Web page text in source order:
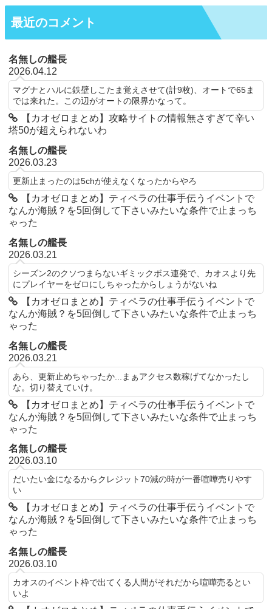
最近のコメント
名無しの艦長
2026.04.12
マグナとハルに鉄壁しこたま覚えさせて(計9枚)、オートで65ま
では来れた。この辺がオートの限界かなって。
【カオゼロまとめ】攻略サイトの情報無さすぎて辛い
塔50が超えられないわ
名無しの艦長
2026.03.23
更新止まったのは5chが使えなくなったからやろ
【カオゼロまとめ】ティペラの仕事手伝うイベントで
なんか海賊？を5回倒して下さいみたいな条件で止まっち
ゃった
名無しの艦長
2026.03.21
シーズン2のクソつまらないギミックボス連発で、カオスより先
にプレイヤーをゼロにしちゃったからしょうがないね
【カオゼロまとめ】ティペラの仕事手伝うイベントで
なんか海賊？を5回倒して下さいみたいな条件で止まっち
ゃった
名無しの艦長
2026.03.21
あら、更新止めちゃったか...まぁアクセス数稼げてなかったし
な。切り替えていけ。
【カオゼロまとめ】ティペラの仕事手伝うイベントで
なんか海賊？を5回倒して下さいみたいな条件で止まっち
ゃった
名無しの艦長
2026.03.10
だいたい金になるからクレジット70減の時が一番喧嘩売りやす
い
【カオゼロまとめ】ティペラの仕事手伝うイベントで
なんか海賊？を5回倒して下さいみたいな条件で止まっち
ゃった
名無しの艦長
2026.03.10
カオスのイベント枠で出てくる人間がそれだから喧嘩売るとい
いよ